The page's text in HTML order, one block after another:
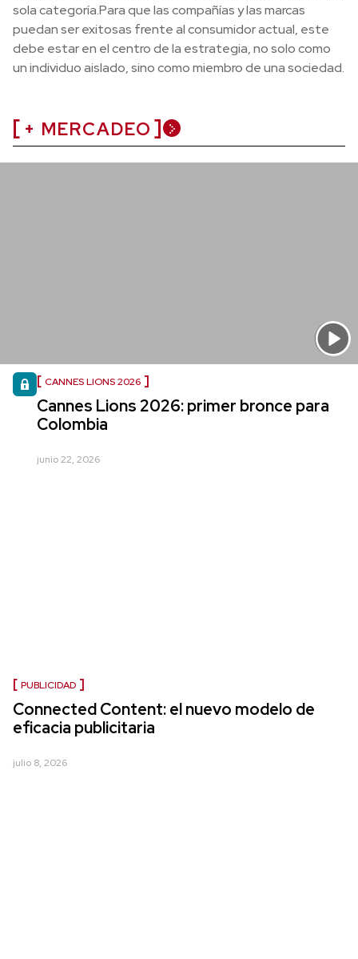
sola categoría.Para que las compañías y las marcas
puedan ser exitosas frente al consumidor actual, este
debe estar en el centro de la estrategia, no solo como
un individuo aislado, sino como miembro de una sociedad.
+ MERCADEO
CANNES LIONS 2026
Cannes Lions 2026: primer bronce para
Colombia
junio 22, 2026
PUBLICIDAD
Connected Content: el nuevo modelo de
eficacia publicitaria
julio 8, 2026